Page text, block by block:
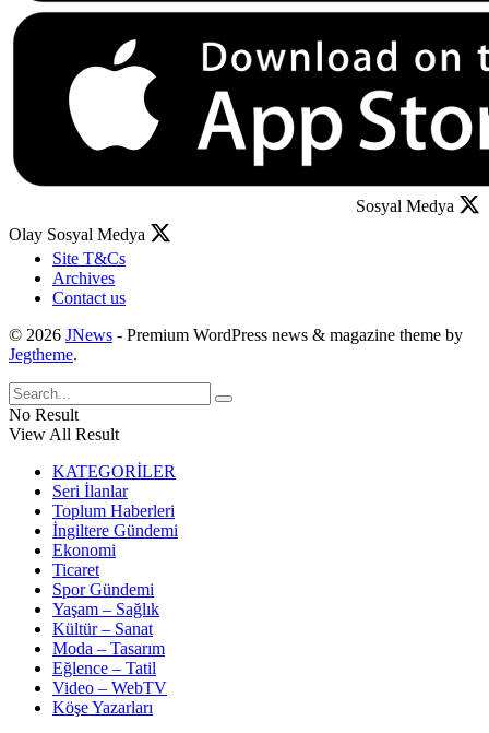
Sosyal Medya
Olay Sosyal Medya
Site T&Cs
Archives
Contact us
© 2026 JNews - Premium WordPress news & magazine theme by
Jegtheme.
No Result
View All Result
KATEGORİLER
Seri İlanlar
Toplum Haberleri
İngiltere Gündemi
Ekonomi
Ticaret
Spor Gündemi
Yaşam – Sağlık
Kültür – Sanat
Moda – Tasarım
Eğlence – Tatil
Video – WebTV
Köşe Yazarları